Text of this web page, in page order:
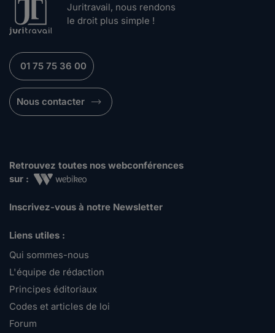
Juritravail, nous rendons
le droit plus simple !
01 75 75 36 00
Nous contacter
Retrouvez toutes nos webconférences
sur :
Inscrivez-vous à notre Newsletter
Liens utiles :
Qui sommes-nous
L'équipe de rédaction
Principes éditoriaux
Codes et articles de loi
Forum